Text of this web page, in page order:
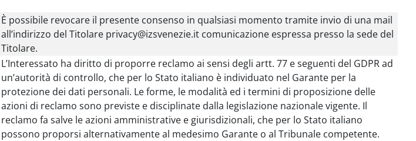
È possibile revocare il presente consenso in qualsiasi momento tramite invio di una mail
all’indirizzo del Titolare privacy@izsvenezie.it comunicazione espressa presso la sede del
Titolare.
L’Interessato ha diritto di proporre reclamo ai sensi degli artt. 77 e seguenti del GDPR ad
un’autorità di controllo, che per lo Stato italiano è individuato nel Garante per la
protezione dei dati personali. Le forme, le modalità ed i termini di proposizione delle
azioni di reclamo sono previste e disciplinate dalla legislazione nazionale vigente. Il
reclamo fa salve le azioni amministrative e giurisdizionali, che per lo Stato italiano
possono proporsi alternativamente al medesimo Garante o al Tribunale competente.